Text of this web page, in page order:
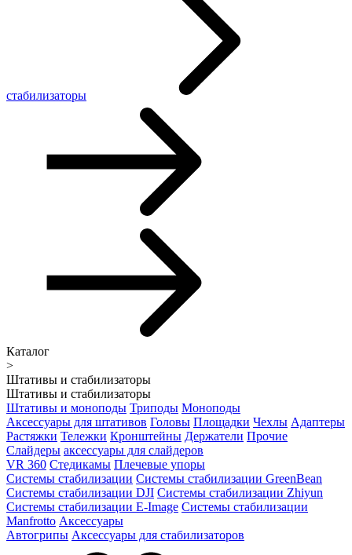
стабилизаторы
Каталог
>
Штативы и стабилизаторы
Штативы и стабилизаторы
Штативы и моноподы Триподы Моноподы
Аксессуары для штативов Головы Площадки Чехлы Адаптеры
Растяжки Тележки Кронштейны Держатели Прочие
Слайдеры аксессуары для слайдеров
VR 360 Стедикамы Плечевые упоры
Системы стабилизации Системы стабилизации GreenBean
Системы стабилизации DJI Системы стабилизации Zhiyun
Системы стабилизации E-Image Системы стабилизации
Manfrotto Аксессуары
Автогрипы Аксессуары для стабилизаторов